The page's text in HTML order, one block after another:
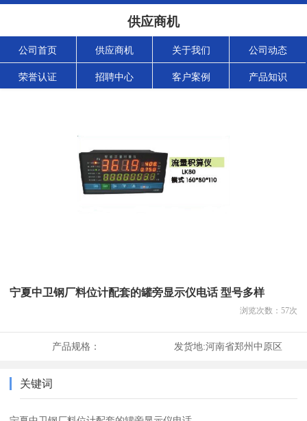
供应商机
公司首页 供应商机 关于我们 公司动态
荣誉认证 招聘中心 客户案例 产品知识
宁夏中卫钢厂料位计配套的罐旁显示仪电话 型号多样
浏览次数： 57次
产品规格： 发货地:河南省郑州中原区
关键词